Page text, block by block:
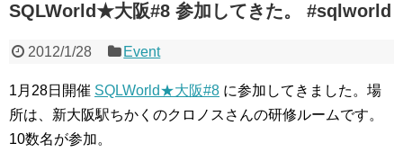
SQLWorld★大阪#8 参加してきた。 #sqlworld
2012/1/28 Event
1月28日開催 SQLWorld★大阪#8 に参加してきました。場
所は、新大阪駅ちかくのクロノスさんの研修ルームです。
10数名が参加。